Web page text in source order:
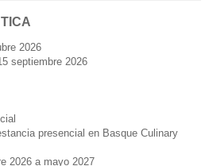
2026
septiembre 2026
presencial en Basque Culinary
2026 a mayo 2027